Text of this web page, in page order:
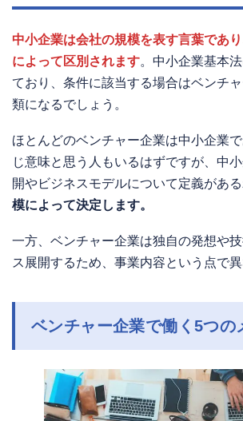
中小企業は会社の規模を表す言葉であ
によって区別されます。中小企業基本
ており、条件に該当する場合はベンチ
類になるでしょう。
ほとんどのベンチャー企業は中小企業
じ意味と思う人もいるはずですが、中
開やビジネスモデルについて定義がある
模によって決定します。
一方、ベンチャー企業は独自の発想や
ス展開するため、事業内容という点で異
ベンチャー企業で働く5つの